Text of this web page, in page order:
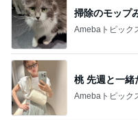
掃除のモップ
Amebaトピック
桃 先週と一緒
Amebaトピック